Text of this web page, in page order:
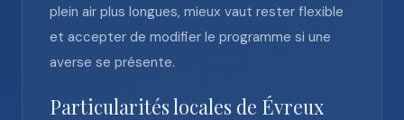
plein air plus longues, mieux vaut rester flexible
et accepter de modifier le programme si une
averse se présente.
Particularités locales de Évreux